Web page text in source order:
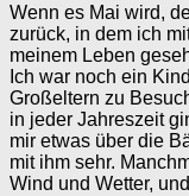
Wenn es Mai wird,
zurück, in dem ich
meinem Leben
Ich war noch ein
Großeltern zu
in jeder Jahreszeit
mir etwas über die
mit ihm sehr.
Wind und Wetter,